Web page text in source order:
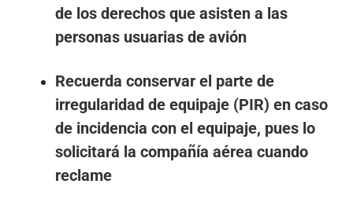
de los derechos que asisten a las
personas usuarias de avión
Recuerda conservar el parte de
irregularidad de equipaje (PIR) en caso
de incidencia con el equipaje, pues lo
solicitará la compañía aérea cuando
reclame